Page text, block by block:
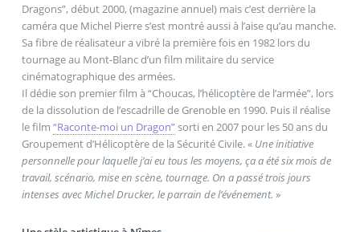
Dragons”, début 2000, (magazine annuel) mais c’est derrière la
caméra que Michel Pierre s’est montré aussi à l’aise qu’au manche.
Sa fibre de réalisateur a vibré la première fois en 1982 lors du
tournage au Mont-Blanc d’un film militaire du service
cinématographique des armées.
Il dédie son premier film à “Choucas, l’hélicoptère de l’armée”, lors
de la dissolution de l’escadrille de Grenoble en 1990. Puis il réalise
le film “Raconte-moi un Dragon”sorti en 2007 pour les 50 ans du
Groupement d’Hélicoptère de la Sécurité Civile. « Une initiative
personnelle pour laquelle j’ai eu tous les moyens, ça a été six mois de
travail, scénario, mise en scène, tournage. On a passé trois jours
intenses avec Michel Drucker, le parrain de l’événement. »